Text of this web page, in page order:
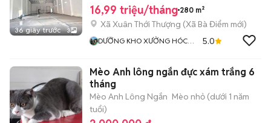
36 giây trước 3
16,99 triệu/tháng 280 m²
Xã Xuân Thới Thượng (Xã Bà Điểm mới)
DƯỠNG KHO XƯỞNG HÓC
5.0
Mèo Anh lông ngắn đực xám trắng 6
tháng
Mèo Anh Lông Ngắn Mèo nhỏ (dưới 1 năm
tuổi)